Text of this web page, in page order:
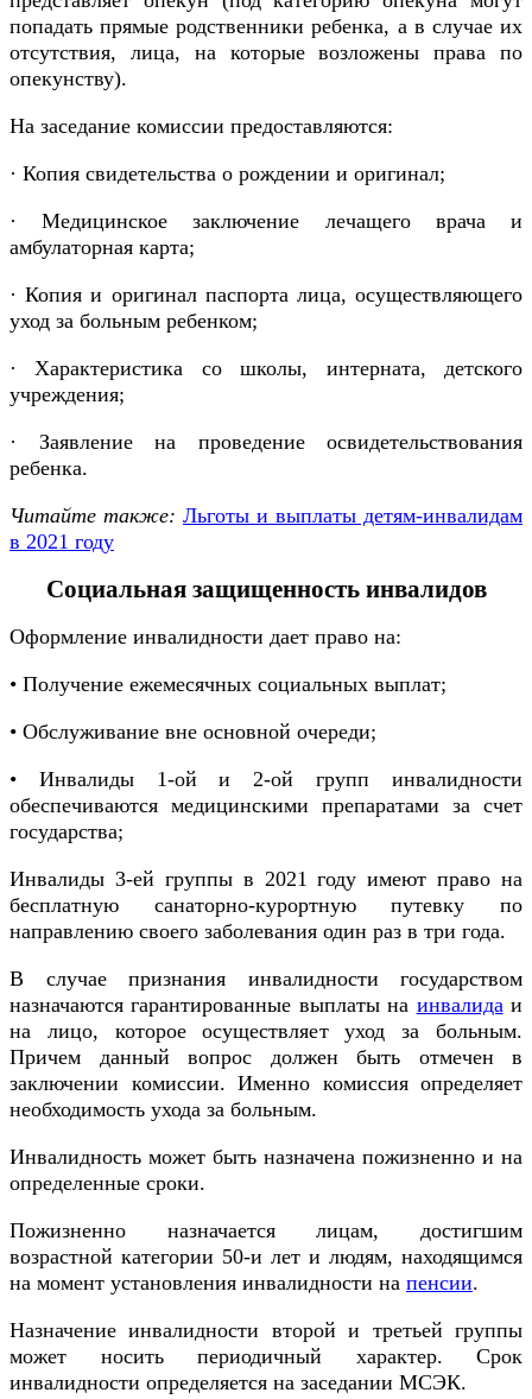
попадать прямые родственники ребенка, а в случае их
отсутствия, лица, на которые возложены права по
опекунству).
На заседание комиссии предоставляются:
· Копия свидетельства о рождении и оригинал;
· Медицинское заключение лечащего врача и
амбулаторная карта;
· Копия и оригинал паспорта лица, осуществляющего
уход за больным ребенком;
· Характеристика со школы, интерната, детского
учреждения;
· Заявление на проведение освидетельствования
ребенка.
Читайте также: Льготы и выплаты детям-инвалидам
в 2021 году
Социальная защищенность инвалидов
Оформление инвалидности дает право на:
• Получение ежемесячных социальных выплат;
• Обслуживание вне основной очереди;
• Инвалиды 1-ой и 2-ой групп инвалидности
обеспечиваются медицинскими препаратами за счет
государства;
Инвалиды 3-ей группы в 2021 году имеют право на
бесплатную санаторно-курортную путевку по
направлению своего заболевания один раз в три года.
В случае признания инвалидности государством
назначаются гарантированные выплаты на инвалидаи
на лицо, которое осуществляет уход за больным.
Причем данный вопрос должен быть отмечен в
заключении комиссии. Именно комиссия определяет
необходимость ухода за больным.
Инвалидность может быть назначена пожизненно и на
определенные сроки.
Пожизненно назначается лицам, достигшим
возрастной категории 50-и лет и людям, находящимся
на момент установления инвалидности на пенсии.
Назначение инвалидности второй и третьей группы
может носить периодичный характер. Срок
инвалидности определяется на заседании МСЭК.